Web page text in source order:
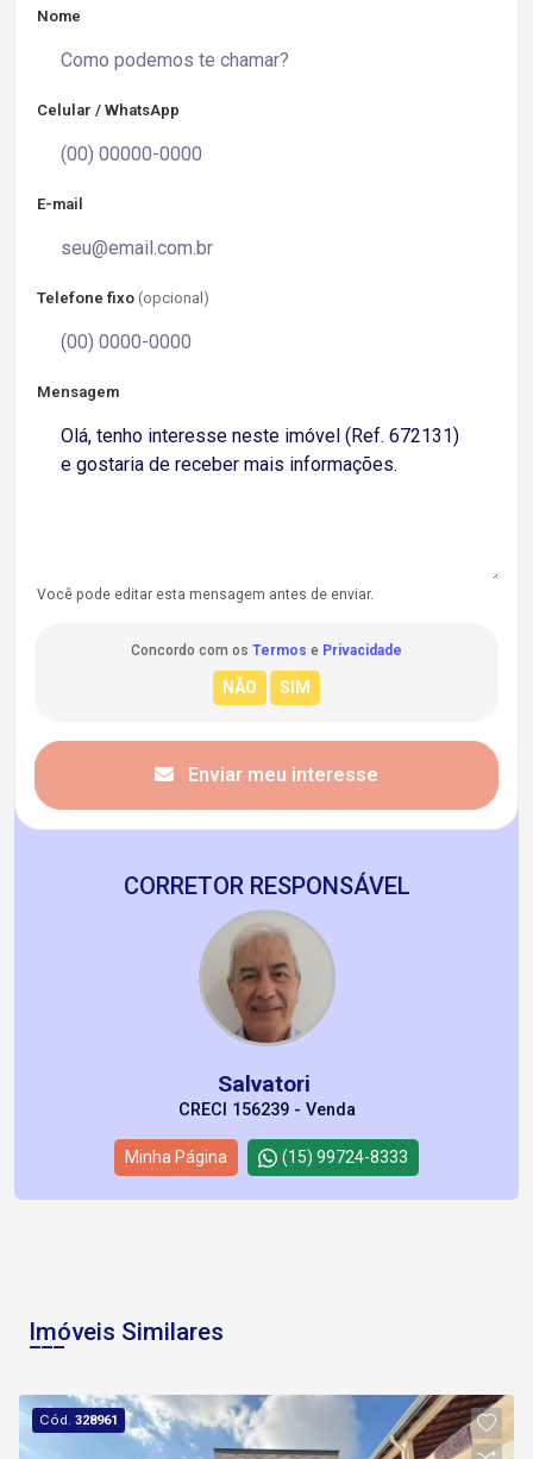
Nome
Celular / WhatsApp
E-mail
Telefone fixo (opcional)
Mensagem
Você pode editar esta mensagem antes de enviar.
Concordo com os Termos e Privacidade
Enviar meu interesse
CORRETOR RESPONSÁVEL
Salvatori
CRECI 156239 - Venda
Minha Página (15) 99724-8333
Imóveis Similares
Cód.328961